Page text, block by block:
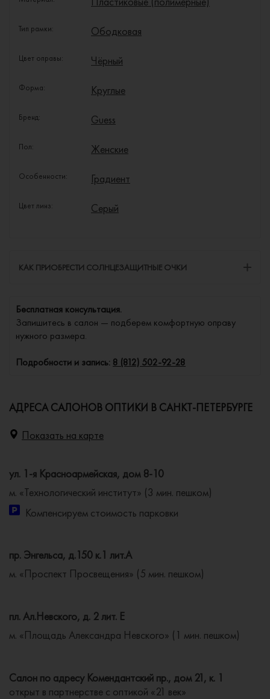
Тип рамки: Ободковая
Цвет оправы: Чёрный
Форма: Круглые
Бренд: Guess
Пол: Женские
Особенности: Градиент
Цвет линз: Серый
КАК ПРИОБРЕСТИ СОЛНЦЕЗАЩИТНЫЕ ОЧКИ
Бесплатная консультация.
Запишитесь в салон — подберем комфортную оправу
нужного размера.
Подробности и запись: 8 (812) 502-92-28
АДРЕСА САЛОНОВ ОПТИКИ В САНКТ-ПЕТЕРБУРГЕ
Показать на карте
ул. 1-я Красноармейская, дом 8-10
м. «Технологический институт» (3 мин. пешком)
Компенсируем стоимость парковки
пр. Энгельса, д.150 к.1 лит.А
м. «Проспект Просвещения» (5 мин. пешком)
пл. Ал.Невского, д. 2 лит. Е
м. «Площадь Александра Невского» (1 мин. пешком)
Салон по адресу Комендантский пр., дом 21, к. 1
открыт в партнерстве с оптикой «21 век»